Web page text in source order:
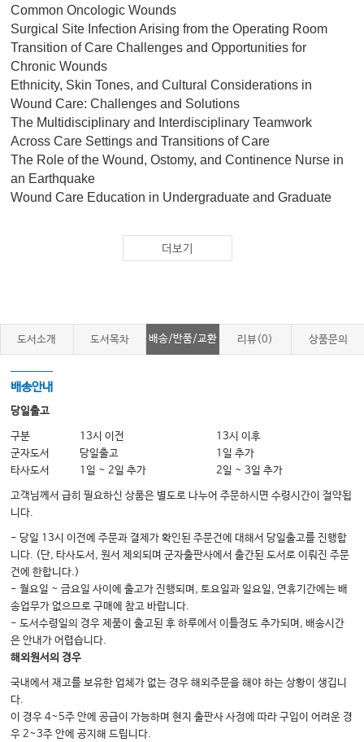
Common Oncologic Wounds
Surgical Site Infection Arising from the Operating Room
Transition of Care Challenges and Opportunities for
Chronic Wounds
Ethnicity, Skin Tones, and Cultural Considerations in
Wound Care: Challenges and Solutions
The Multidisciplinary and Interdisciplinary Teamwork
Across Care Settings and Transitions of Care
The Role of the Wound, Ostomy, and Continence Nurse in
an Earthquake
Wound Care Education in Undergraduate and Graduate
Future Direction of Wound Care
더보기
도서소개 도서목차 배송/반품/교환 리뷰(0) 상품문의
배송안내
당일출고
구분 13시 이전
13시 이후
군자도서
당일출고
1일 추가
타사도서
1일 ~ 2일 추가 2일 ~ 3일 추가
고객님께서 급히 필요하신 상품은 별도로 나누어 주문하시면 수령시간이 절약됩
니다.
- 당일 13시 이전에 주문과 결제가 확인된 주문건에 대해서 당일출고를 진행합
니다. (단, 타사도서, 원서 제외되며 군자출판사에서 출간된 도서로 이뤄진 주문
건에 한합니다.)
- 월요일 ~ 금요일 사이에 출고가 진행되며, 토요일과 일요일, 연휴기간에는 배
송업무가 없으므로 구매에 참고 바랍니다.
- 도서수령일의 경우 제품이 출고된 후 하루에서 이틀정도 추가되며, 배송시간
은 안내가 어렵습니다.
해외원서의 경우
국내에서 재고를 보유한 업체가 없는 경우 해외주문을 해야 하는 상황이 생깁니
다.
이 경우 4~5주 안에 공급이 가능하며 현지 출판사 사정에 따라 구입이 어려운 경
우 2~3주 안에 공지해 드립니다.